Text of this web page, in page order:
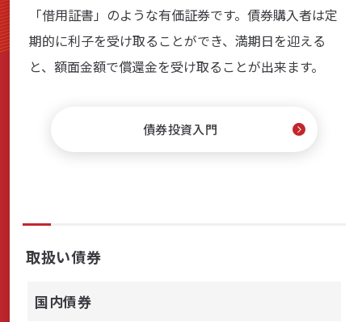
岡三にいがたと始める
サポート・お手続き
「借用証書」のような有価証券です。債券購入者は定
期的に利子を受け取ることができ、満期日を迎える
と、額面金額で償還金を受け取ることが出来ます。
債券投資入門
取扱い債券
国内債券